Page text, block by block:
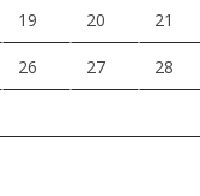
19 20 21
26 27 28